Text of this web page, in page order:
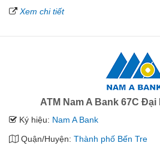
Xem chi tiết
ATM Nam A Bank 67C
Ký hiệu: Nam A Bank
Quận/Huyện: Thành phố Bến Tre